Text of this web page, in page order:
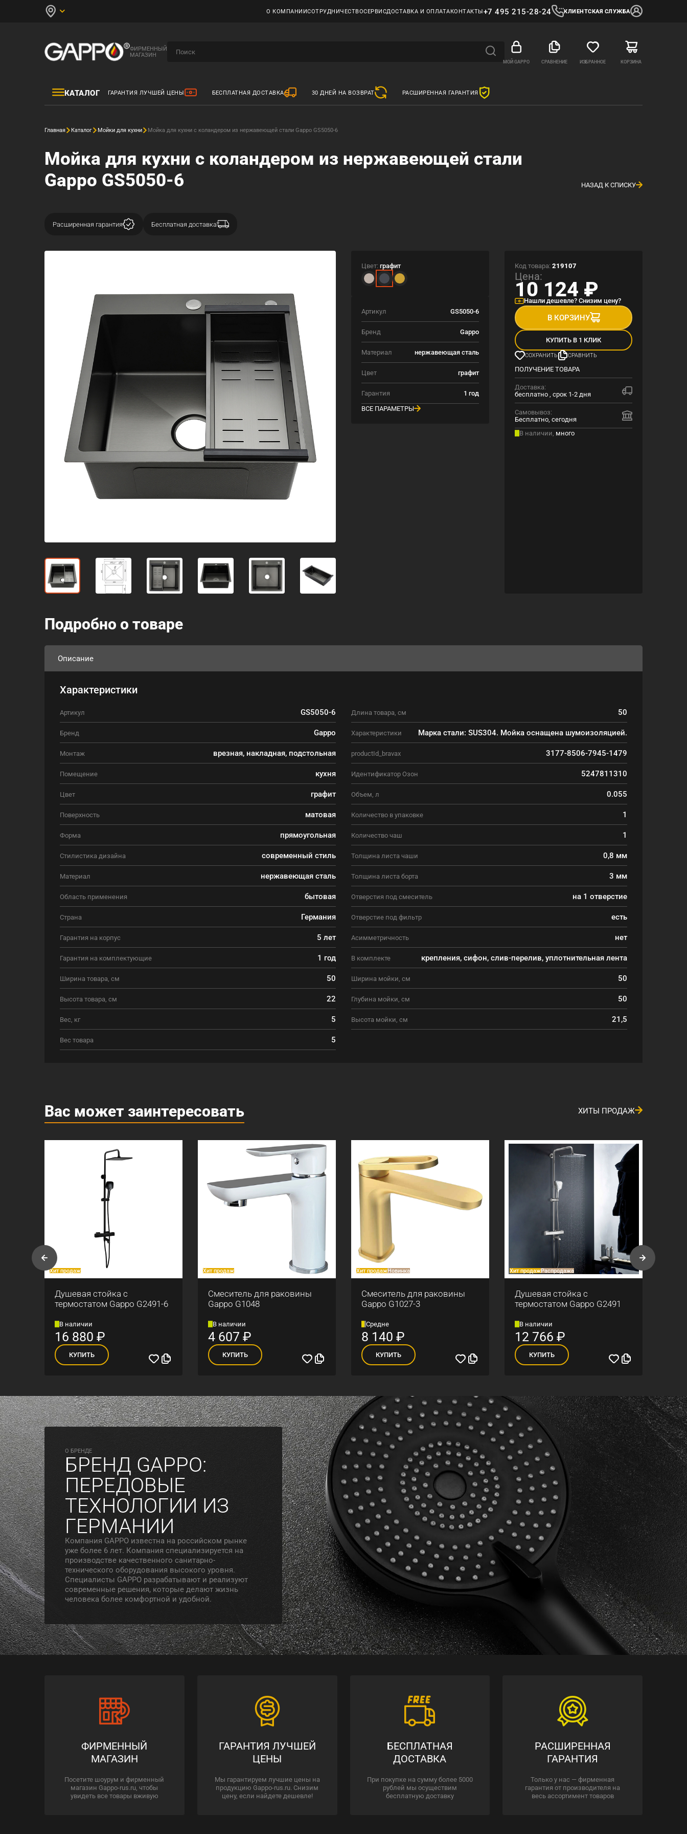
О КОМПАНИИСОТРУДНИЧЕСТВОСЕРВИСДОСТАВКА И ОПЛАТАКОНТАКТЫ+7 495 215-28-24 КЛИЕНТСКАЯ СЛУЖБА
ФИРМЕННЫЙ
МАГАЗИН
МОЙ GAPPO СРАВНЕНИЕ ИЗБРАННОЕ КОРЗИНА
КАТАЛОГ ГАРАНТИЯ ЛУЧШЕЙ ЦЕНЫ БЕСПЛАТНАЯ ДОСТАВКА 30 ДНЕЙ НА ВОЗВРАТ РАСШИРЕННАЯ ГАРАНТИЯ
Главная Каталог Мойки для кухни Мойка для кухни с коландером из нержавеющей стали Gappo GS5050-6
Мойка для кухни с коландером из нержавеющей стали
Gappo GS5050-6
НАЗАД К СПИСКУ
Расширенная гарантия Бесплатная доставка
Цвет: графит
Артикул GS5050-6
Бренд Gappo
Материал нержавеющая сталь
Цвет графит
Гарантия
1 год
ВСЕ ПАРАМЕТРЫ
Код товара: 219107
Цена:
10 124 ₽
Нашли дешевле? Снизим цену?
В КОРЗИНУ
КУПИТЬ В 1 КЛИК
СОХРАНИТЬ СРАВНИТЬ
ПОЛУЧЕНИЕ ТОВАРА
Доставка:
бесплатно , срок 1-2 дня
Самовывоз:
Бесплатно, сегодня
В наличии, много
Подробно о товаре
Описание
Характеристики
Артикул GS5050-6
Бренд Gappo
Монтаж врезная, накладная, подстольная
Помещение кухня
Цвет графит
Поверхность матовая
Форма прямоугольная
Стилистика дизайна современный стиль
Материал нержавеющая сталь
Область применения бытовая
Страна Германия
Гарантия на корпус 5 лет
Гарантия на комплектующие 1 год
Ширина товара, см 50
Высота товара, см 22
Вес, кг 5
Вес товара 5
Длина товара, см 50
Характеристики Марка стали: SUS304. Мойка оснащена шумоизоляцией.
productId_bravax 3177-8506-7945-1479
Идентификатор Озон 5247811310
Объем, л 0.055
Количество в упаковке 1
Количество чаш 1
Толщина листа чаши 0,8 мм
Толщина листа борта 3 мм
Отверстия под смеситель на 1 отверстие
Отверстие под фильтр есть
Асимметричность нет
В комплекте крепления, сифон, слив-перелив, уплотнительная лента
Ширина мойки, см 50
Глубина мойки, см 50
Высота мойки, см 21,5
Вас может заинтересовать ХИТЫ ПРОДАЖ
Хит продаж
Душевая стойка с
термостатом Gappo G2491-6
В наличии
16 880 ₽
КУПИТЬ
Хит продаж
Смеситель для раковины
Gappo G1048
В наличии
4 607 ₽
КУПИТЬ
Хит продажНовинка
Смеситель для раковины
Gappo G1027-3
Средне
8 140 ₽
КУПИТЬ
Хит продажРаспродажа
Душевая стойка с
термостатом Gappo G2491
В наличии
12 766 ₽
КУПИТЬ
O БРЕНДЕ
БРЕНД GAPPO:
ПЕРЕДОВЫЕ
ТЕХНОЛОГИИ ИЗ
ГЕРМАНИИ
Компания GAPPO известна на российском рынке
уже более 6 лет. Компания специализируется на
производстве качественного санитарно-
технического оборудования высокого уровня.
Специалисты GAPPO разрабатывают и реализуют
современные решения, которые делают жизнь
человека более комфортной и удобной.
ФИРМЕННЫЙ
МАГАЗИН
Посетите шоурум и фирменный
магазин Gappo-rus.ru, чтобы
увидеть все товары вживую
ГАРАНТИЯ ЛУЧШЕЙ
ЦЕНЫ
Мы гарантируем лучшие цены на
продукцию Gappo-rus.ru. Снизим
цену, если найдете дешевле!
БЕСПЛАТНАЯ
ДОСТАВКА
При покупке на сумму более 5000
рублей мы осуществим
бесплатную доставку
РАСШИРЕННАЯ
ГАРАНТИЯ
Только у нас — фирменная
гарантия от производителя на
весь ассортимент товаров